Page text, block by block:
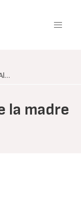
la madre